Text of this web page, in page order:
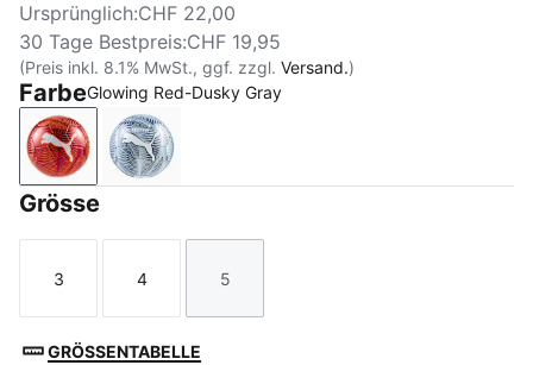
Ursprünglich:CHF 22,00
30 Tage Bestpreis:CHF 19,95
(Preis inkl. 8.1% MwSt., ggf. zzgl. Versand.)
FarbeGlowing Red-Dusky Gray
Glowing Red-Dusky Gray
Icy Blue-Persian Blue-PUMA White
Grösse
Größe
3
Größe
4
Größe
5
GRÖSSENTABELLE